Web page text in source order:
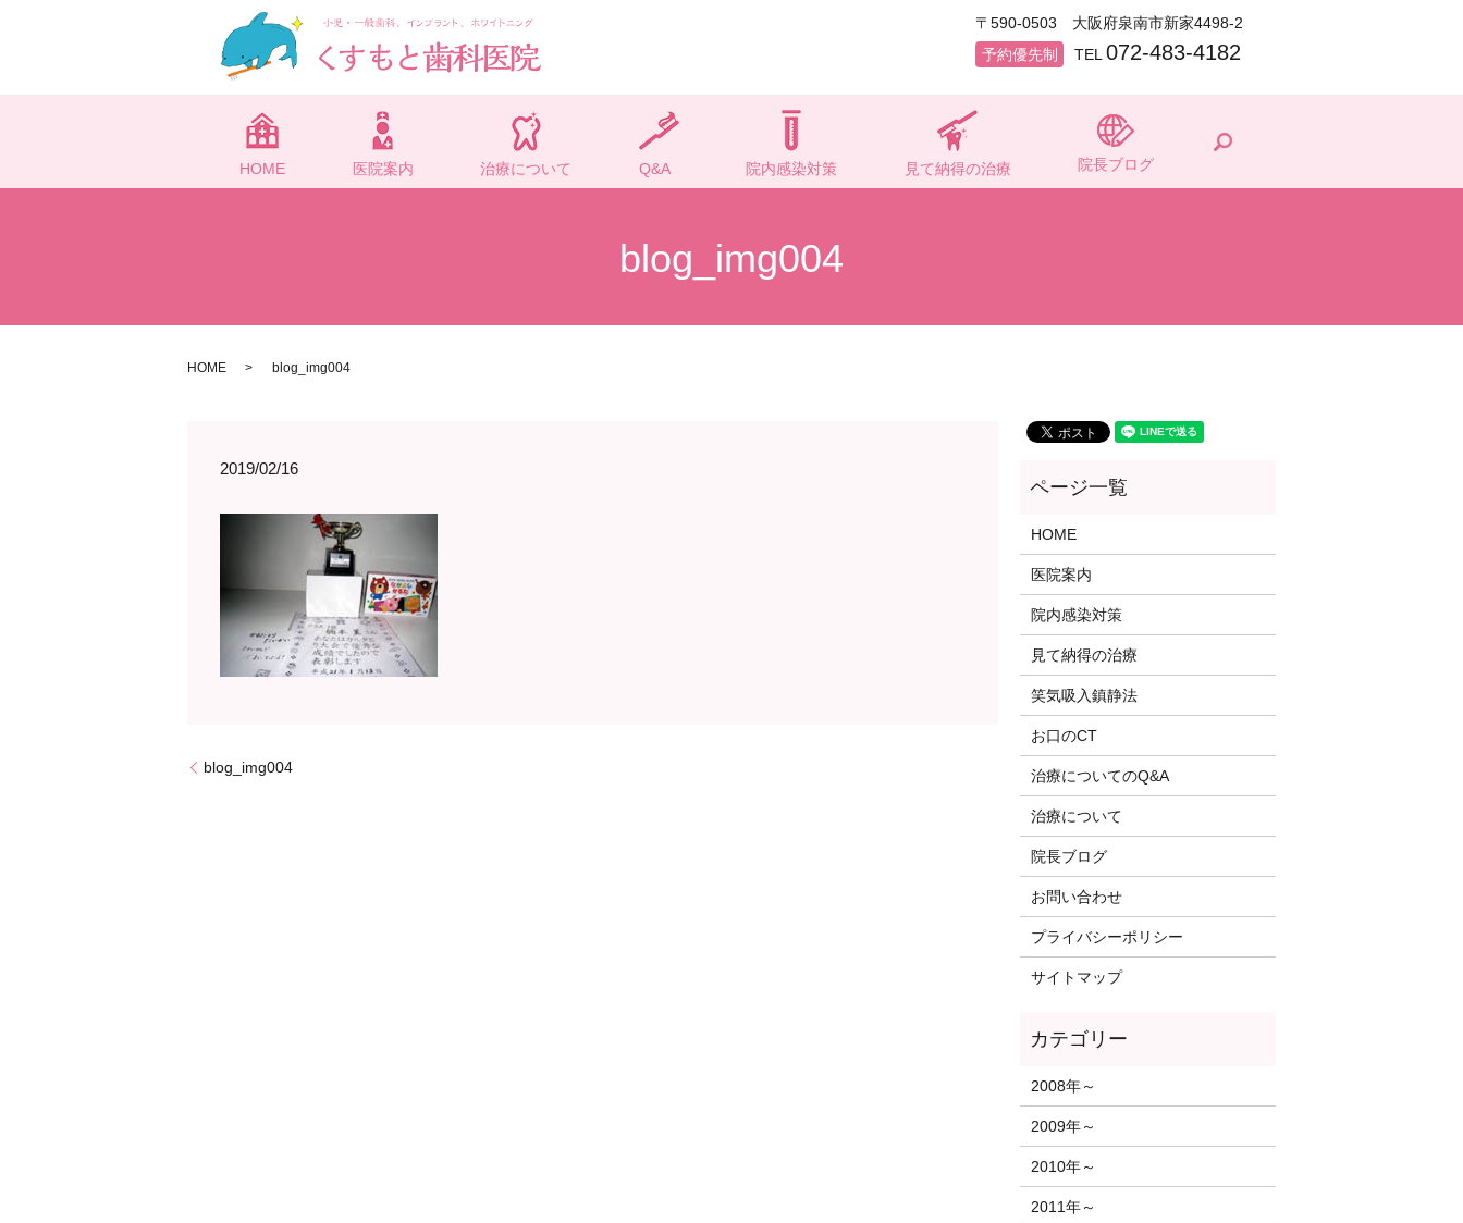
〒590-0503 大阪府泉南市新家4498-2
予約優先制
TEL072-483-4182
HOME 医院案内 治療について Q&A 院内感染対策 見て納得の治療 院長ブログ
blog_img004
HOME blog_img004
2019/02/16
blog_img004
HOME
医院案内
院内感染対策
見て納得の治療
笑気吸入鎮静法
お口のCT
治療についてのQ&A
治療について
院長ブログ
お問い合わせ
プライバシーポリシー
サイトマップ
2008年～
2009年～
2010年～
2011年～